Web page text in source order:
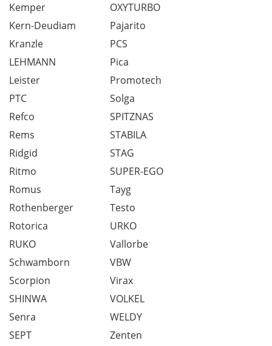
Kemper
Kern-Deudiam
Kranzle
LEHMANN
Leister
OXYTURBO
Pajarito
PCS
Pica
Promotech
PTC
Refco
Rems
Ridgid
Ritmo
Romus
Rothenberger
Rotorica
RUKO
Schwamborn
Scorpion
SHINWA
Senra
SEPT
Solga
SPITZNAS
STABILA
STAG
SUPER-EGO
Tayg
Testo
URKO
Vallorbe
VBW
Virax
VOLKEL
WELDY
Zenten